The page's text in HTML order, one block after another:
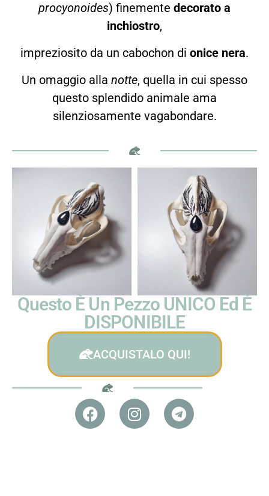
procyonoides) finemente decorato a
inchiostro,
impreziosito da un cabochon di onice nera.
Un omaggio alla notte, quella in cui spesso
questo splendido animale ama
silenziosamente vagabondare.
Questo È Un Pezzo UNICO Ed È
DISPONIBILE
ACQUISTALO QUI!